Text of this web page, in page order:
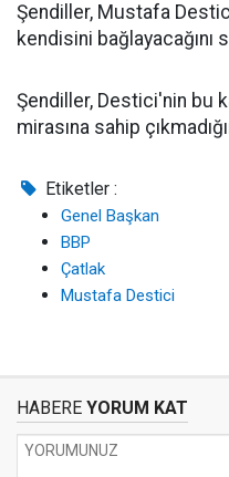
Şendiller, Mustafa
kendisini bağlayacağını
Şendiller, Destici'nin bu
mirasına sahip
Etiketler :
Genel Başkan
BBP
Çatlak
Mustafa Destici
HABERE YORUM KAT